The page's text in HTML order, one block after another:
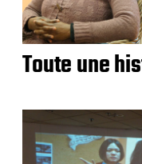
Toute une